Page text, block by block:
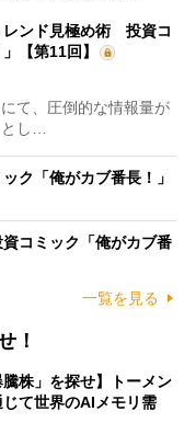
レンド見極め術 投資コ
【第11回】
て、圧倒的な情報量が
し…
ク「俺がカブ番長！」
コミック「俺がカブ番
一覧を見る
！
騰株」を探せ】トーメン
て世界のAIメモリ需